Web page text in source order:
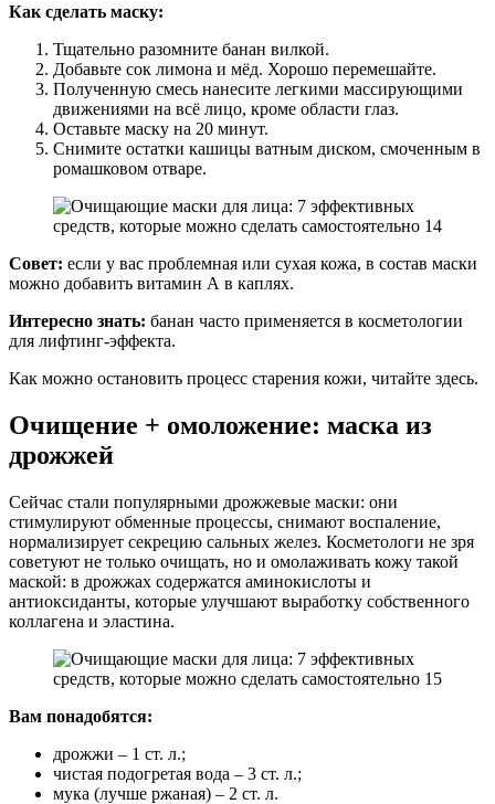
Как сделать маску:
Тщательно разомните банан вилкой.
Добавьте сок лимона и мёд. Хорошо перемешайте.
Полученную смесь нанесите легкими массирующими
движениями на всё лицо, кроме области глаз.
Оставьте маску на 20 минут.
Снимите остатки кашицы ватным диском, смоченным в
ромашковом отваре.
Совет: если у вас проблемная или сухая кожа, в состав маски
можно добавить витамин А в каплях.
Интересно знать: банан часто применяется в косметологии
для лифтинг-эффекта.
Как можно остановить процесс старения кожи, читайте здесь.
Очищение + омоложение: маска из
дрожжей
Сейчас стали популярными дрожжевые маски: они
стимулируют обменные процессы, снимают воспаление,
нормализирует секрецию сальных желез. Косметологи не зря
советуют не только очищать, но и омолаживать кожу такой
маской: в дрожжах содержатся аминокислоты и
антиоксиданты, которые улучшают выработку собственного
коллагена и эластина.
Вам понадобятся:
дрожжи – 1 ст. л.;
чистая подогретая вода – 3 ст. л.;
мука (лучше ржаная) – 2 ст. л.